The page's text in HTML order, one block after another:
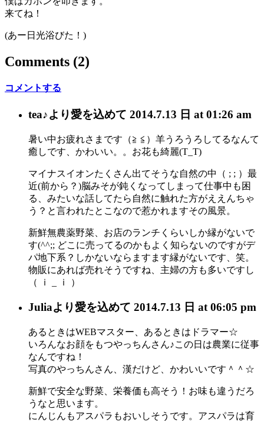
来てね！
(あー日光浴びた！)
Comments (2)
コメントする
tea♪より愛を込めて 2014.7.13 日 at 01:26 am
暑い中お疲れさまです（≧ ≦）羊うろうろしてるなんて
癒しです、かわいい。。お花も綺麗(T_T)
マイナスイオンたくさん出てそうな自然の中（ ; ; ）最
近(前から？)脳みそが鈍くなってしまって仕事中も困
る、みたいな話してたら自然に触れた方がええんちゃ
う？と言われたとこなので惹かれますその風景。
新鮮無農薬野菜、お店のランチくらいしか縁がないで
す(^^;; どこに売ってるのかもよく知らないのですがデ
パ地下系？しかないならますます縁がないです、笑。
物販にあれば売れそうですね、主婦の方も多いですし
（ ｉ _ ｉ ）
Juliaより愛を込めて 2014.7.13 日 at 06:05 pm
あるときはWEBマスター、あるときはドラマー☆
いろんなお顔をもつやっちんさん♪この日は農業に従事
なんですね！
写真のやっちんさん、漢だけど、かわいいです＾＾☆
新鮮で安全な野菜、栄養価も高そう！お味も違うだろ
うなと思います。
にんじんもアスパラもおいしそうです。アスパラは育